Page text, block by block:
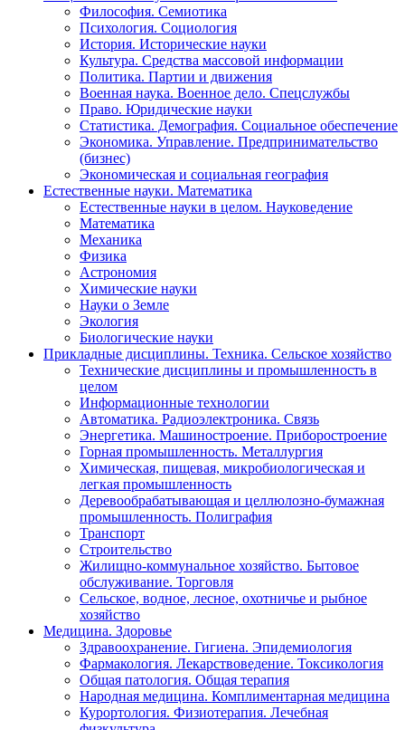
Философия. Семиотика
Психология. Социология
История. Исторические науки
Культура. Средства массовой информации
Политика. Партии и движения
Военная наука. Военное дело. Спецслужбы
Право. Юридические науки
Статистика. Демография. Социальное обеспечение
Экономика. Управление. Предпринимательство
(бизнес)
Экономическая и социальная география
Естественные науки. Математика
Естественные науки в целом. Науковедение
Математика
Механика
Физика
Астрономия
Химические науки
Науки о Земле
Экология
Биологические науки
Прикладные дисциплины. Техника. Сельское хозяйство
Технические дисциплины и промышленность в
целом
Информационные технологии
Автоматика. Радиоэлектроника. Связь
Энергетика. Машиностроение. Приборостроение
Горная промышленность. Металлургия
Химическая, пищевая, микробиологическая и
легкая промышленность
Деревообрабатывающая и целлюлозно-бумажная
промышленность. Полиграфия
Транспорт
Строительство
Жилищно-коммунальное хозяйство. Бытовое
обслуживание. Торговля
Сельское, водное, лесное, охотничье и рыбное
хозяйство
Медицина. Здоровье
Здравоохранение. Гигиена. Эпидемиология
Фармакология. Лекарствоведение. Токсикология
Общая патология. Общая терапия
Народная медицина. Комплиментарная медицина
Курортология. Физиотерапия. Лечебная